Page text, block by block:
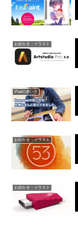
お絵かき・イラスト
iPadの使い方
お絵かき・イラスト
お絵かき・イラスト